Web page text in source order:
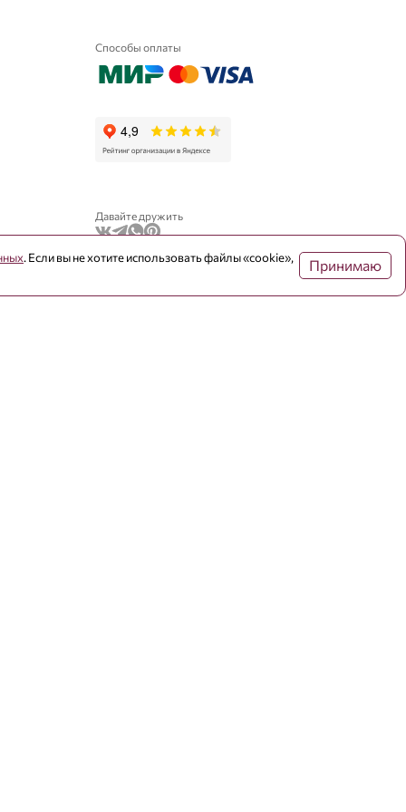
Способы оплаты
Давайте дружить
. Если вы не хотите использовать файлы «cookie»,
Принимаю